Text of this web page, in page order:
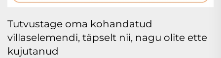
Tutvustage oma kohandatud
villaselemendi, täpselt nii, nagu olite ette
kujutanud